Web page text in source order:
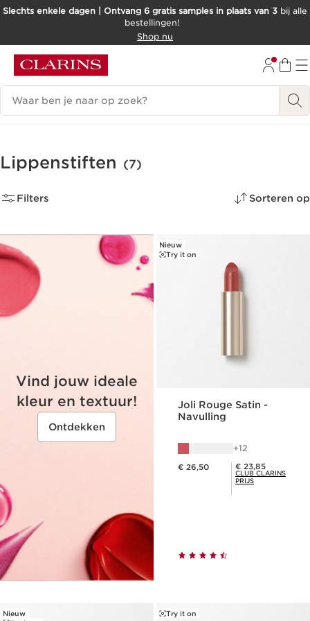
DOORGAAN NAAR INHOUD
Slechts enkele dagen | Ontvang 6 gratis samples in plaats van 3 bij alle
bestellingen!
Shop nu
Zoekgeschiedenis
Lippenstiften (7)
Filters Sorteren op
Vind jouw ideale
kleur en textuur!
Ontdekken
Nieuw
Try it on
Joli Rouge Satin -
Navulling
12
€ 26,50 Club Clarins Prijs € 23,85
€ 23,85
CLUB CLARINS
PRIJS
Nieuw
Try it on